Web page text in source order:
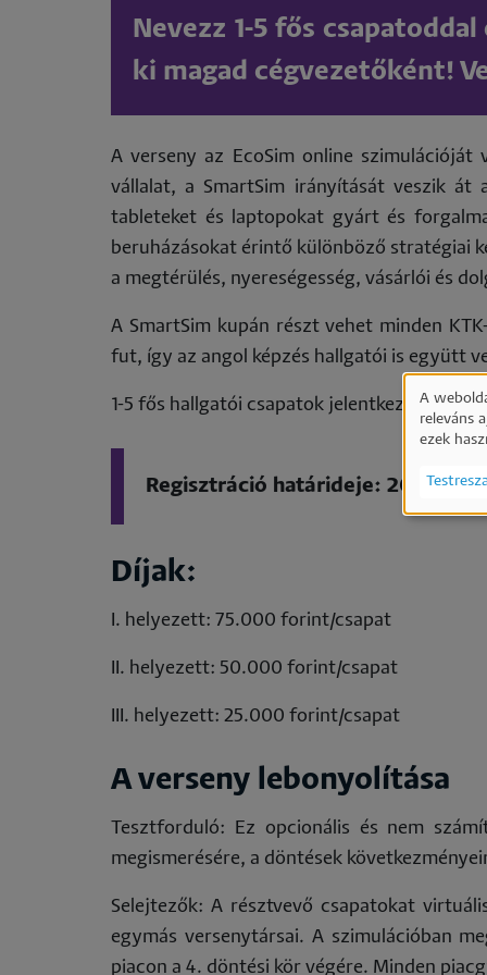
Nevezz 1-5 fős
ki magad cégvezetőként!
A verseny az EcoSim online
vállalat, a SmartSim irányítását veszik
tableteket és laptopokat gyárt és
beruházásokat érintő különböző stratégiai
a megtérülés, nyereségesség, vásárlói és
A SmartSim kupán részt vehet minden
fut, így az angol képzés hallgatói is együtt
1-5 fős hallgatói csapatok jelentkezését
Regisztráció határideje: 2025.
Díjak:
I. helyezett: 75.000 forint/csapat
II. helyezett: 50.000 forint/csapat
III. helyezett: 25.000 forint/csapat
A verseny lebonyolítása
Tesztforduló: Ez opcionális és nem
megismerésére, a döntések
Selejtezők: A résztvevő csapatokat
egymás versenytársai. A szimulációban
piacon a 4. döntési kör végére. Minden
A
releváns
ezek